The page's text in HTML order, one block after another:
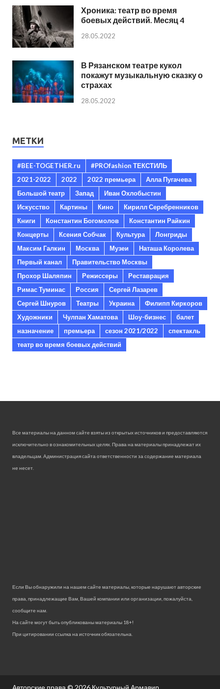
Хроника: театр во время
боевых действий. Месяц 4
28.05.2022
В Рязанском театре кукол
покажут музыкальную сказку о
страхах
28.05.2022
МЕТКИ
#BEE-TOGETHER.ru
#PROfashion ТЕКСТИЛЬ
2021-2022
2022 2022 премьера
Алла Пугачева
Большой театр
Запад
Иван Охлобыстин
Искусство
Картины Кино
Кирилл Серебренников
Книги
Константин Богомолов
Константин Райкин
Концерты
Ксения Собчак Культура
Лонгриды
Максим Галкин
Москва Музеи
Наташа Королева
Первый канал
Правительство Москвы
Прохор Шаляпин
Режиссеры
Реставрация
Римас Туминас
Россия
Сергей Лазарев
Сергей Шнуров
Театры Украина
Филипп Киркоров
Художники
Чулпан Хаматова Шоу-бизнес
балет
назначение
премьера сезон 2021/2022
спектакль
театр во время боевых действий
Все материалы на данном сайте взяты из открытых источников и предоставляются
исключительно в ознакомительных целях. Права на материалы принадлежат их
владельцам. Администрация сайта ответственности за содержание материала
не несет.
Если Вы обнаружили на нашем сайте материалы, которые нарушают авторские
права, принадлежащие Вам, Вашей компании или организации, пожалуйста,
сообщите нам.
На сайте могут быть опубликованы материалы 18+!
При цитировании ссылка на источник обязательна.